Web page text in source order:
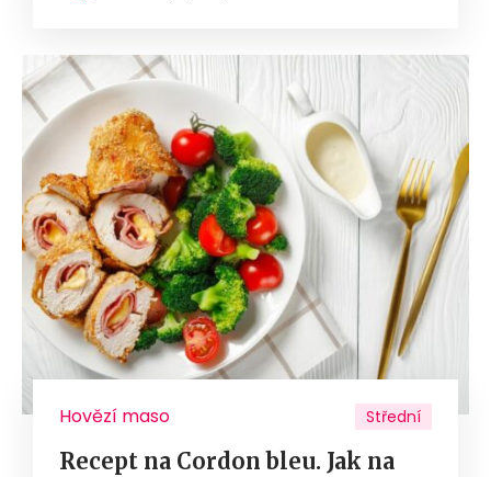
Hovězí maso Střední
Recept na Cordon bleu. Jak na